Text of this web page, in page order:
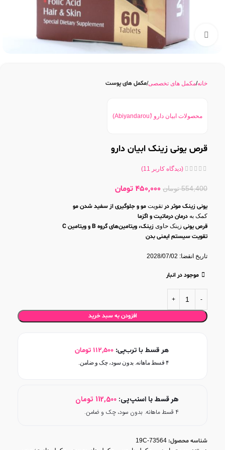
بزرگنمایی تصویر
خانه مکمل های تخصصی مکمل های پوست
محصولات ابیان دارو (َAbiyandarou)
قرص یونی زینک ابیان دارو
(دیدگاه کاربر 11
)
554,400 تومان 450,000 تومان
یونی زینک موثر درتقویت مو و جلوگیری از سفید شدن مو
کمک به درمان درماتیت و اگزما
قرص یونی زینک حاوی زینک، ویتامین‌های گروه B و ویتامین C
تقویت سیستم ایمنی بدن
یونی زینکدارای خاصیتتاریخ انقضا: 2028/07/02
موجود در انبار
افزودن به سبد خرید
هر قسط با ترب‌پی: 112,500 تومان
۴ قسط ماهانه. بدون سود، چک و ضامن.
هر قسط با اسنپ‌پی: 112,500 تومان
۴ قسط ماهانه. بدون سود، چک و ضامن.
شناسه محصول: 19C-73564